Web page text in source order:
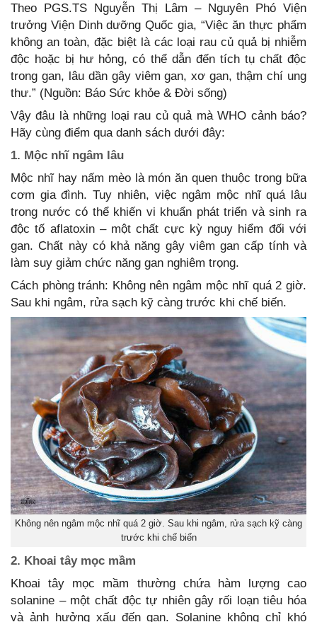
Theo PGS.TS Nguyễn Thị Lâm – Nguyên Phó Viện
trưởng Viện Dinh dưỡng Quốc gia, “Việc ăn thực phẩm
không an toàn, đặc biệt là các loại rau củ quả bị nhiễm
độc hoặc bị hư hỏng, có thể dẫn đến tích tụ chất độc
trong gan, lâu dần gây viêm gan, xơ gan, thậm chí ung
thư.” (Nguồn: Báo Sức khỏe & Đời sống)
Vậy đâu là những loại rau củ quả mà WHO cảnh báo?
Hãy cùng điểm qua danh sách dưới đây:
1. Mộc nhĩ ngâm lâu
Mộc nhĩ hay nấm mèo là món ăn quen thuộc trong bữa
cơm gia đình. Tuy nhiên, việc ngâm mộc nhĩ quá lâu
trong nước có thể khiến vi khuẩn phát triển và sinh ra
độc tố aflatoxin – một chất cực kỳ nguy hiểm đối với
gan. Chất này có khả năng gây viêm gan cấp tính và
làm suy giảm chức năng gan nghiêm trọng.
Cách phòng tránh: Không nên ngâm mộc nhĩ quá 2 giờ.
Sau khi ngâm, rửa sạch kỹ càng trước khi chế biến.
Không nên ngâm mộc nhĩ quá 2 giờ. Sau khi ngâm, rửa sạch kỹ càng
trước khi chế biến
2. Khoai tây mọc mầm
Khoai tây mọc mầm thường chứa hàm lượng cao
solanine – một chất độc tự nhiên gây rối loạn tiêu hóa
và ảnh hưởng xấu đến gan. Solanine không chỉ khó